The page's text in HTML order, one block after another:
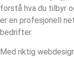
forstå hva du tilbyr
er en profesjonell
bedrifter.
Med riktig